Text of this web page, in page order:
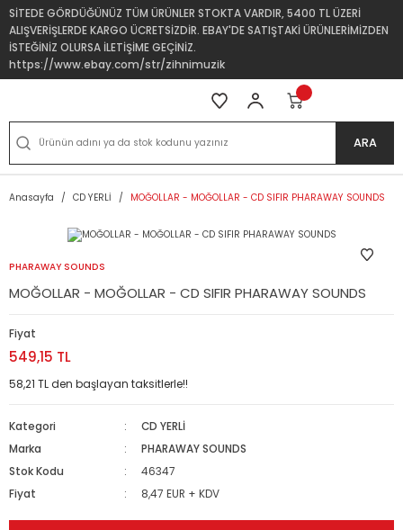
SİTEDE GÖRDÜĞÜNÜZ TÜM ÜRÜNLER STOKTA VARDIR, 5400 TL ÜZERİ
ALIŞVERİŞLERDE KARGO ÜCRETSİZDİR. EBAY'DE SATIŞTAKİ ÜRÜNLERİMİZDEN
İSTEĞİNİZ OLURSA İLETİŞİME GEÇİNİZ.
https://www.ebay.com/str/zihnimuzik
ARA
Anasayfa CD YERLİ MOĞOLLAR - MOĞOLLAR - CD SIFIR PHARAWAY SOUNDS
PHARAWAY SOUNDS
MOĞOLLAR - MOĞOLLAR - CD SIFIR PHARAWAY SOUNDS
Fiyat
549,15 TL
58,21 TL den başlayan taksitlerle!!
Kategori
CD YERLİ
Marka
PHARAWAY SOUNDS
Stok Kodu
46347
Fiyat
8,47 EUR + KDV